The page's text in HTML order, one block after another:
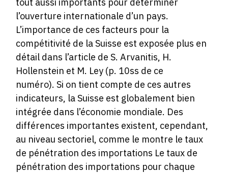
tout aussi importants pour déterminer
l’ouverture internationale d’un pays.
L’importance de ces facteurs pour la
compétitivité de la Suisse est exposée plus en
détail dans l’article de S. Arvanitis, H.
Hollenstein et M. Ley (p. 10ss de ce
numéro). Si on tient compte de ces autres
indicateurs, la Suisse est globalement bien
intégrée dans l’économie mondiale. Des
différences importantes existent, cependant,
au niveau sectoriel, comme le montre le taux
de pénétration des importations Le taux de
pénétration des importations pour chaque